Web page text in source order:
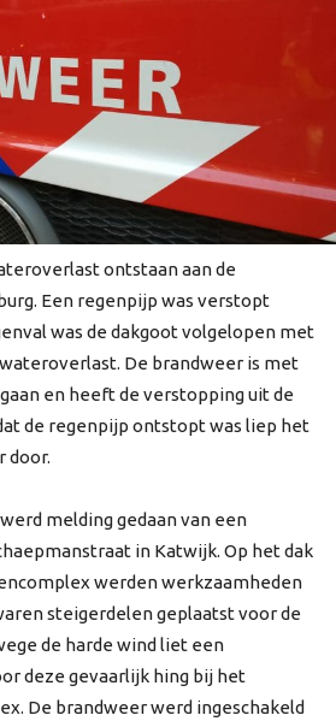
ontstaan aan de
Een regenpijp was verstopt
was de dakgoot volgelopen met
De brandweer is met
en heeft de verstopping uit de
de regenpijp ontstopt was liep het
door.
melding gedaan van een
in Katwijk. Op het dak
werden werkzaamheden
steigerdelen geplaatst voor de
de harde wind liet een
deze gevaarlijk hing bij het
De brandweer werd ingeschakeld